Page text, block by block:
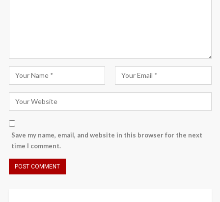
Save my name, email, and website in this browser for the next
time I comment.